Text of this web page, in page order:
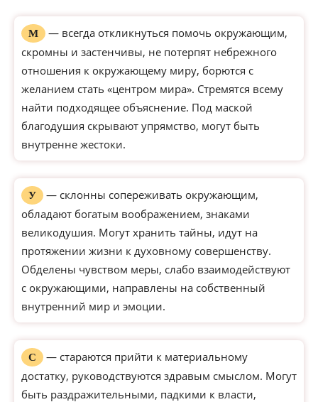
М
— всегда откликнуться помочь окружающим,
скромны и застенчивы, не потерпят небрежного
отношения к окружающему миру, борются с
желанием стать «центром мира». Стремятся всему
найти подходящее объяснение. Под маской
благодушия скрывают упрямство, могут быть
внутренне жестоки.
У
— склонны сопереживать окружающим,
обладают богатым воображением, знаками
великодушия. Могут хранить тайны, идут на
протяжении жизни к духовному совершенству.
Обделены чувством меры, слабо взаимодействуют
с окружающими, направлены на собственный
внутренний мир и эмоции.
С
— стараются прийти к материальному
достатку, руководствуются здравым смыслом. Могут
быть раздражительными, падкими к власти,